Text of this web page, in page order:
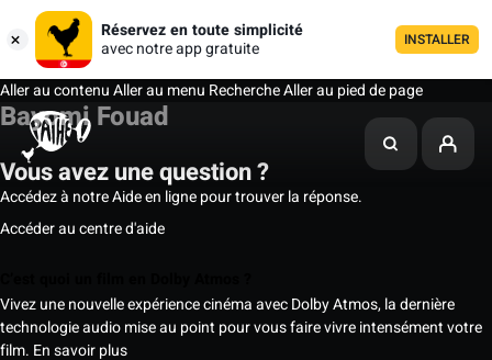
Réservez en toute simplicité
avec notre app gratuite
INSTALLER
Aller au contenuAller au menu RechercheAller au pied de page
Bayomi Fouad
Vous avez une question ?
Accédez à notre Aide en ligne pour trouver la réponse.
Accéder au centre d'aide
Vivez une nouvelle expérience cinéma avec Dolby Atmos, la dernière
technologie audio mise au point pour vous faire vivre intensément votre
film. En savoir plus